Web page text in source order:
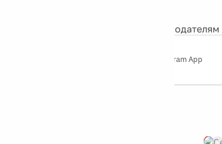
Рекламодателям
Telegram App